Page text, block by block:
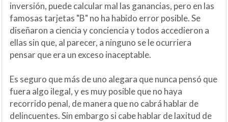
inversión, puede calcular mal las ganancias, pero en las
famosas tarjetas "B" no ha habido error posible. Se
diseñaron a ciencia y conciencia y todos accedieron a
ellas sin que, al parecer, a ninguno se le ocurriera
pensar que era un exceso inaceptable.
Es seguro que más de uno alegara que nunca pensó que
fuera algo ilegal, y es muy posible que no haya
recorrido penal, de manera que no cabrá hablar de
delincuentes. Sin embargo si cabe hablar de laxitud de